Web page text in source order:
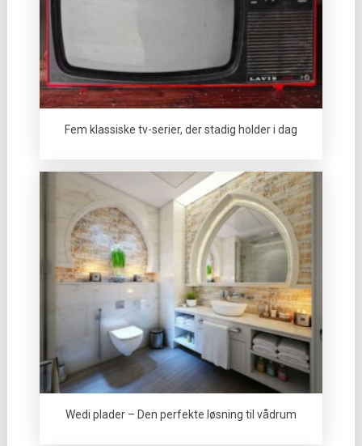
Fem klassiske tv-serier, der stadig holder i dag
Wedi plader – Den perfekte løsning til vådrum